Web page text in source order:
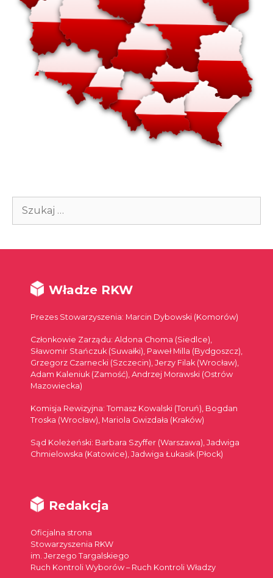
Szukaj:
Władze RKW
Prezes Stowarzyszenia: Marcin Dybowski (Komorów)
Członkowie Zarządu: Aldona Choma (Siedlce),
Sławomir Stańczuk (Suwałki), Paweł Milla (Bydgoszcz),
Grzegorz Czarnecki (Szczecin), Jerzy Filak (Wrocław),
Adam Kaleniuk (Zamość), Andrzej Morawski (Ostrów
Mazowiecka)
Komisja Rewizyjna: Tomasz Kowalski (Toruń), Bogdan
Troska (Wrocław), Mariola Gwizdała (Kraków)
Sąd Koleżeński: Barbara Szyffer (Warszawa), Jadwiga
Chmielowska (Katowice), Jadwiga Łukasik (Płock)
Redakcja
Oficjalna strona
Stowarzyszenia RKW
im. Jerzego Targalskiego
Ruch Kontroli Wyborów – Ruch Kontroli Władzy